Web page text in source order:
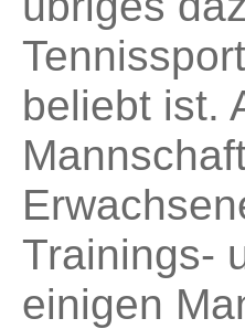
beliebt ist.
Trainings-
einigen